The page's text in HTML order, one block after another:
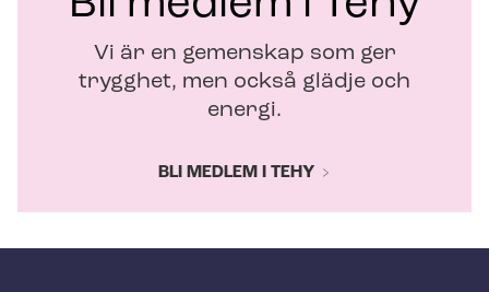
Vi är en gemenskap som ger
trygghet, men också glädje och
energi.
BLI MEDLEM I TEHY